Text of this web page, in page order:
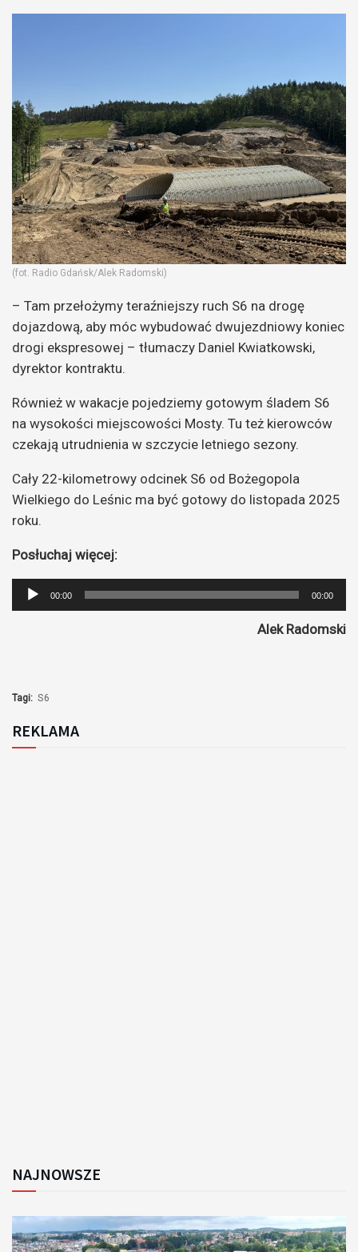
(fot. Radio Gdańsk/Alek Radomski)
– Tam przełożymy teraźniejszy ruch S6 na drogę
dojazdową, aby móc wybudować dwujezdniowy koniec
drogi ekspresowej – tłumaczy Daniel Kwiatkowski,
dyrektor kontraktu.
Również w wakacje pojedziemy gotowym śladem S6
na wysokości miejscowości Mosty. Tu też kierowców
czekają utrudnienia w szczycie letniego sezony.
Cały 22-kilometrowy odcinek S6 od Bożegopola
Wielkiego do Leśnic ma być gotowy do listopada 2025
roku.
Posłuchaj więcej:
Odtwarzacz
plików
00:00 00:00
Alek Radomski
Tagi: S6
REKLAMA
NAJNOWSZE